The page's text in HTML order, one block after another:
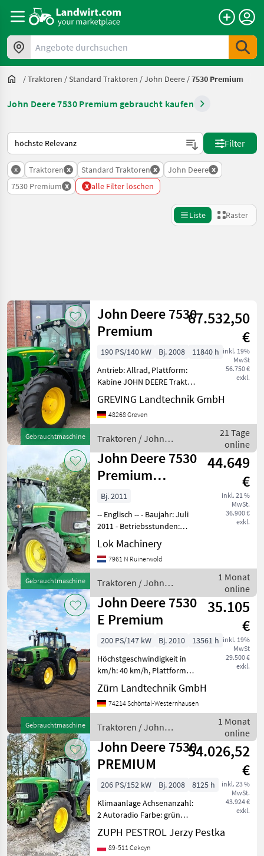
Angebote durchsuchen
/Traktoren /Standard Traktoren /John Deere /7530 Premium
John Deere 7530 Premium gebraucht kaufen
So wird auf Landwirt.com sortiert
Filter
x Traktoren x Standard Traktoren x John Deere x
7530 Premium x x alle Filter löschen
Liste Raster
Kategorie 5 Land Filter
AKTUELLER
PFAD
Landtechnik
Traktoren
Standard
Traktoren
John
7530
Premium
KATEGORIE
WÄHLEN
John Deere
Fendt
New Holland
Steyr
Claas
Massey Ferguson
Alle 48
anzeigen
MODELL
7530
Premium
MARKTPLATZ
Marktplatz Händlerangebote Kleinanzeigen
Zurücksetzen
9
anzeigen
Gebrauchtmaschine
John Deere 7530
Premium
67.532,50
€
inkl. 19%
MwSt
56.750 €
exkl.
190 PS/140 kW Bj. 2008
11840 h
Antrieb: Allrad, Plattform:
Kabine JOHN DEERE Traktor
7530 Premium - Stoll-
Frontladervorbereitung -
AutoPowr 50km/h
vorhandenen Zustand. A
GREVING Landtechnik GmbH
48268 Greven
Traktoren / John
Deere
21 Tage
online
Gebrauchtmaschine
John Deere 7530
Premium
ISOBUS Auto
Power GPS 7530
Premium
44.649
€
inkl. 21 %
MwSt.
36.900 €
exkl.
Bj. 2011
-- Englisch -- - Baujahr: Juli
2011 - Betriebsstunden:
11200 - Anzahl der Zylinder:
6 - Allgemeinzustand: sehr
gut - Technischer Zustand:
Lok Machinery
7961 N Ruinerwold
Traktoren / John
Deere
1 Monat
online
Gebrauchtmaschine
John Deere 7530
E Premium
35.105
€
inkl. 19%
MwSt
29.500 €
exkl.
200 PS/147 kW Bj. 2010
13561 h
Höchstgeschwindigkeit in
km/h: 40 km/h, Plattform:
Kabine, Antrieb: Allrad Zum
Verkauf steht ein
gebrauchter John Deere
Baujahr 2010. Mit der Auss
Zürn Landtechnik GmbH
74214 Schöntal-Westernhausen
Traktoren / John
Deere
1 Monat
online
John Deere 7530
PREMIUM
54.026,52
€
inkl. 23 %
MwSt.
43.924 €
exkl.
206 PS/152 kW Bj. 2008
8125 h
Klimaanlage Achsenanzahl:
2 Autoradio Farbe: grün
Klimaanlage --- Zustand:
Gebraucht – sehr guter
Zustand Antriebsräder: 4
ZUPH PESTROL Jerzy Pestka
89-511 Cekcyn